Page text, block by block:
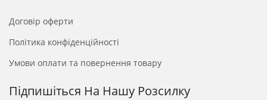
Договір оферти
Політика конфіденційності
Умови оплати та повернення товару
Підпишіться На Нашу Розсилку